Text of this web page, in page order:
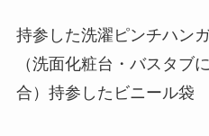
持参した洗濯ピンチハン
（洗面化粧台・バスタブ
合）持参したビニール袋